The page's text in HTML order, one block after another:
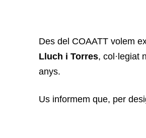
Des del COAATT volem
Lluch i Torres, col·legiat
anys.
Us informem que, per